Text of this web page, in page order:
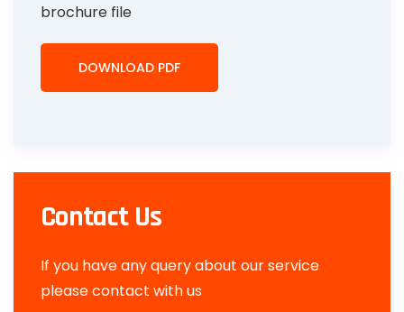
brochure file
DOWNLOAD PDF
Contact Us
If you have any query about our service
please contact with us